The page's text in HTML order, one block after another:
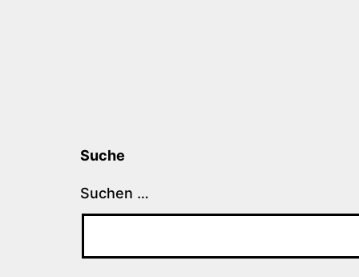
Suche
Suchen …